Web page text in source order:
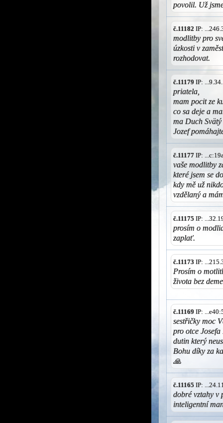
povolil. Už
č.11182 IP:
modlitby pro
úzkosti v
rozhodovat.
č.11179 IP:
priatela,
mam pocit ze
co sa deje a
ma Duch
Jozef
č.11177 IP:
vaše modlitby
které jsem se
kdy mě už
vzdělaný a
č.11175 IP:
prosím o
zaplať.
č.11173 IP:
Prosím o
života bez
č.11169 IP:
sestřičky moc
pro otce
dutin který
Bohu díky za
🙏
č.11165 IP:
dobré vztahy v
inteligentní